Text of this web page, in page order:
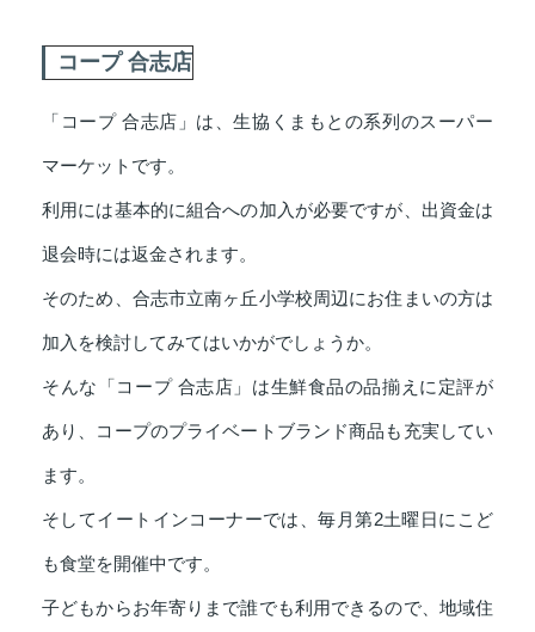
コープ 合志店
「コープ 合志店」は、生協くまもとの系列のスーパー
マーケットです。
利用には基本的に組合への加入が必要ですが、出資金は
退会時には返金されます。
そのため、合志市立南ヶ丘小学校周辺にお住まいの方は
加入を検討してみてはいかがでしょうか。
そんな「コープ 合志店」は生鮮食品の品揃えに定評が
あり、コープのプライベートブランド商品も充実してい
ます。
そしてイートインコーナーでは、毎月第2土曜日にこど
も食堂を開催中です。
子どもからお年寄りまで誰でも利用できるので、地域住